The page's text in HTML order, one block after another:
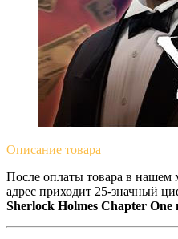
Описание товара
После оплаты товара в нашем
адрес приходит 25-значный
Sherlock Holmes Chapter One